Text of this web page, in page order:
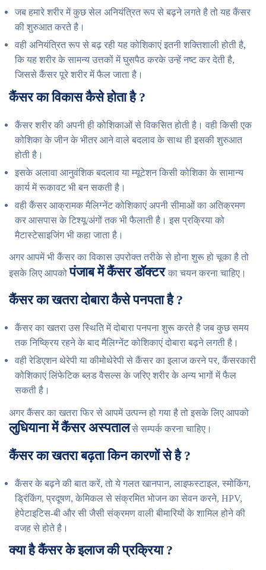
जब हमारे शरीर में कुछ सेल अनियंत्रित रूप से बढ़ने लगते है तो यह कैंसर
की शुरुआत करते है।
वही अनियंत्रित रूप से बढ़ रही यह कोशिकाएं इतनी शक्तिशाली होती है,
कि यह शरीर के सामन्य उत्तकों में घुसपैठ करके उन्हें नष्ट कर देती है,
जिससे कैंसर पूरे शरीर में फैल जाता है।
कैंसर का विकास कैसे होता है ?
कैंसर शरीर की अपनी ही कोशिकाओं से विकसित होती है। वही किसी एक
कोशिका के जीन के भीतर आने वाले बदलाव के साथ ही इसकी शुरुआत
होती है।
इसके अलावा आनुवंशिक बदलाव या म्यूटेशन किसी कोशिका के सामान्य
कार्य में रूकावट भी बन सकती है।
वही कैंसर आक्रामक मैलिग्‍नेंट कोशिकाएं अपनी सीमाओं का अतिक्रमण
कर आसपास के टिश्‍यू/अंगों तक भी फैलाती है। इस प्रक्रिया को
मैटास्‍टेसाइजिंग भी कहा जाता है।
अगर आपमें भी कैंसर का विकास उपरोक्त तरीके से होना शुरू हो चूका है तो
इसके लिए आपको पंजाब में कैंसर डॉक्टर का चयन करना चाहिए।
कैंसर का खतरा दोबारा कैसे पनपता है ?
कैंसर का खतरा उस स्थिति में दोबारा पनपना शुरू करते है जब कुछ समय
तक निष्क्रिय रहने के बाद मैलिग्‍नेंट कोशिकाएं दोबारा बढ़ने लगती है।
वही रेडिएशन थेरेपी या कीमोथेरेपी से कैंसर का इलाज करने पर, कैंसरकारी
कोशिकाएं लिंफेटिक ब्‍लड वैसल्‍स के जरिए शरीर के अन्‍य भागों में फैल
सकती है।
अगर कैंसर का खतरा फिर से आपमें उत्पन्न हो गया है तो इसके लिए आपको
लुधियाना में कैंसर अस्पतालसे सम्पर्क करना चाहिए।
कैंसर का खतरा बढ़ता किन कारणों से है ?
कैंसर के बढ़ने की बात करें, तो ये गलत खानपान, लाइफस्टाइल, स्मोकिंग,
ड्रिंकिंग, प्रदूषण, केमिकल से संक्रमित भोजन का सेवन करने, HPV,
हेपेटाइटिस-बी और सी जैसी संक्रमण वाली बीमारियों के शामिल होने की
वजह से होते है।
क्या है कैंसर के इलाज की प्रक्रिया ?